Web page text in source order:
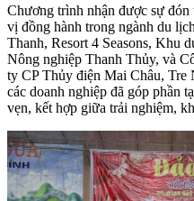
Chương trình nhận được sự
vị đồng hành trong ngành du
Thanh, Resort 4 Seasons,
Nông nghiệp Thanh Thủy, và
ty CP Thủy điện Mai Châu, Tre
các doanh nghiệp đã góp phần
vẹn, kết hợp giữa trải nghiệm,